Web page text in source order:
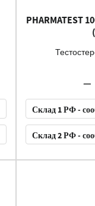
PHARMATEST
Склад 1 РФ -
Склад 2 РФ -